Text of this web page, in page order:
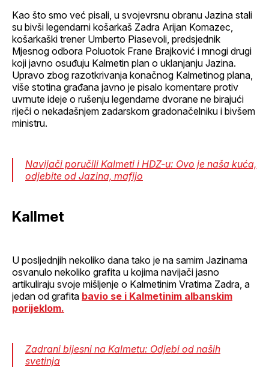
Kao što smo već pisali, u svojevrsnu obranu Jazina stali
su bivši legendarni košarkaš Zadra Arijan Komazec,
košarkaški trener Umberto Piasevoli, predsjednik
Mjesnog odbora Poluotok Frane Brajković i mnogi drugi
koji javno osuđuju Kalmetin plan o uklanjanju Jazina.
Upravo zbog razotkrivanja konačnog Kalmetinog plana,
više stotina građana javno je pisalo komentare protiv
uvrnute ideje o rušenju legendarne dvorane ne birajući
riječi o nekadašnjem zadarskom gradonačelniku i bivšem
ministru.
Navijači poručili Kalmeti i HDZ-u: Ovo je naša kuća,
odjebite od Jazina, mafijo
Kallmet
U posljednjih nekoliko dana tako je na samim Jazinama
osvanulo nekoliko grafita u kojima navijači jasno
artikuliraju svoje mišljenje o Kalmetinim Vratima Zadra, a
jedan od grafita bavio se i Kalmetinim albanskim
porijeklom.
Zadrani bijesni na Kalmetu: Odjebi od naših
svetinja